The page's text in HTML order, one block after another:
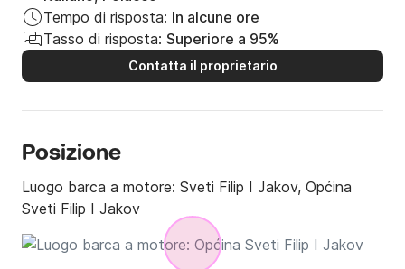
Tempo di risposta: In alcune ore
Tasso di risposta: Superiore a 95%
Contatta il proprietario
Posizione
Luogo barca a motore: Sveti Filip I Jakov, Općina
Sveti Filip I Jakov